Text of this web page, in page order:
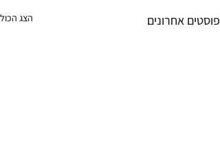
פוסטים אחרונים הצג הכול